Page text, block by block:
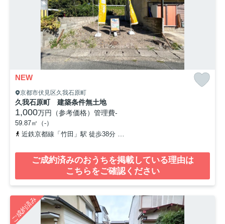
NEW
京都市伏見区久我石原町
久我石原町 建築条件無土地
1,000万円（参考価格） 管理費-
59.87㎡（-）
近鉄京都線「竹田」駅 徒歩38分
ご成約済みのおうちを掲載している理由は
こちらをご確認ください
ご成約済み